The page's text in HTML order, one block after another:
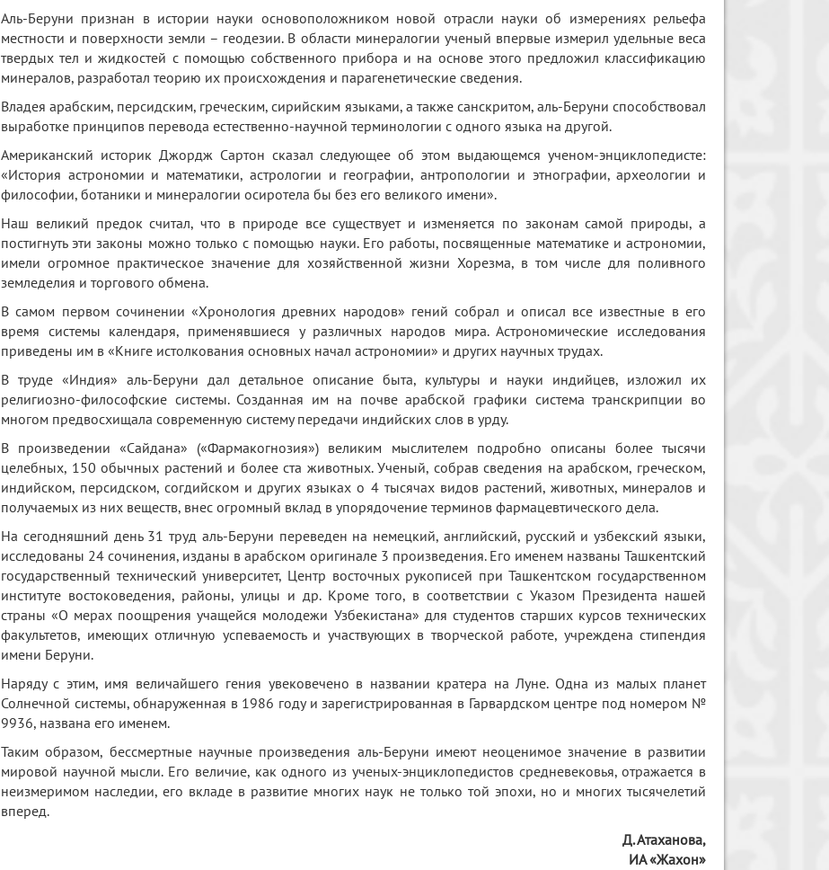
Аль-Беруни признан в истории науки основоположником новой отрасли науки об измерениях рельефа
местности и поверхности земли – геодезии. В области минералогии ученый впервые измерил удельные веса
твердых тел и жидкостей с помощью собственного прибора и на основе этого предложил классификацию
минералов, разработал теорию их происхождения и парагенетические сведения.
Владея арабским, персидским, греческим, сирийским языками, а также санскритом, аль-Беруни способствовал
выработке принципов перевода естественно-научной терминологии с одного языка на другой.
Американский историк Джордж Сартон сказал следующее об этом выдающемся ученом-энциклопедисте:
«История астрономии и математики, астрологии и географии, антропологии и этнографии, археологии и
философии, ботаники и минералогии осиротела бы без его великого имени».
Наш великий предок считал, что в природе все существует и изменяется по законам самой природы, а
постигнуть эти законы можно только с помощью науки. Его работы, посвященные математике и астрономии,
имели огромное практическое значение для хозяйственной жизни Хорезма, в том числе для поливного
земледелия и торгового обмена.
В самом первом сочинении «Хронология древних народов» гений собрал и описал все известные в его
время системы календаря, применявшиеся у различных народов мира. Астрономические исследования
приведены им в «Книге истолкования основных начал астрономии» и других научных трудах.
В труде «Индия» аль-Беруни дал детальное описание быта, культуры и науки индийцев, изложил их
религиозно-философские системы. Созданная им на почве арабской графики система транскрипции во
многом предвосхищала современную систему передачи индийских слов в урду.
В произведении «Сайдана» («Фармакогнозия») великим мыслителем подробно описаны более тысячи
целебных, 150 обычных растений и более ста животных. Ученый, собрав сведения на арабском, греческом,
индийском, персидском, согдийском и других языках о 4 тысячах видов растений, животных, минералов и
получаемых из них веществ, внес огромный вклад в упорядочение терминов фармацевтического дела.
На сегодняшний день 31 труд аль-Беруни переведен на немецкий, английский, русский и узбекский языки,
исследованы 24 сочинения, изданы в арабском оригинале 3 произведения. Его именем названы Ташкентский
государственный технический университет, Центр восточных рукописей при Ташкентском государственном
институте востоковедения, районы, улицы и др. Кроме того, в соответствии с Указом Президента нашей
страны «О мерах поощрения учащейся молодежи Узбекистана» для студентов старших курсов технических
факультетов, имеющих отличную успеваемость и участвующих в творческой работе, учреждена стипендия
имени Беруни.
Наряду с этим, имя величайшего гения увековечено в названии кратера на Луне. Одна из малых планет
Солнечной системы, обнаруженная в 1986 году и зарегистрированная в Гарвардском центре под номером №
9936, названа его именем.
Таким образом, бессмертные научные произведения аль-Беруни имеют неоценимое значение в развитии
мировой научной мысли. Его величие, как одного из ученых-энциклопедистов средневековья, отражается в
неизмеримом наследии, его вкладе в развитие многих наук не только той эпохи, но и многих тысячелетий
вперед.
Д. Атаханова,
ИА «Жахон»